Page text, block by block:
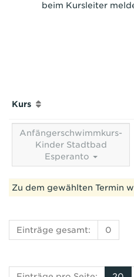
beim Kursleiter
Kurs
Anfängerschwimmkurs-
Kinder Stadtbad
Esperanto
Zu dem gewählten Termin
Einträge gesamt: 0